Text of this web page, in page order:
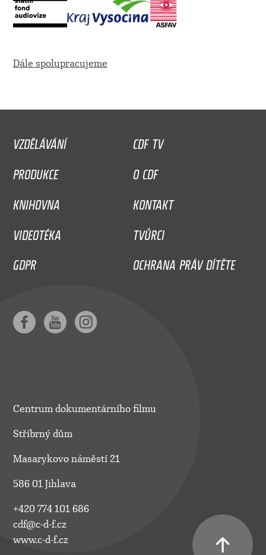
Dále spolupracujeme
VZDĚLÁVÁNÍ
CDF TV
PRODUKCE
O CDF
KNIHOVNA
KONTAKT
VIDEOTÉKA
TVŮRCI
GDPR
OCHRANA PRÁV DÍTĚTE
Centrum dokumentárního filmu
Stříbrný dům
Masarykovo náměstí 21
586 01 Jihlava
+420 774 101 686
cdf@c-d-f.cz
www.c-d-f.cz